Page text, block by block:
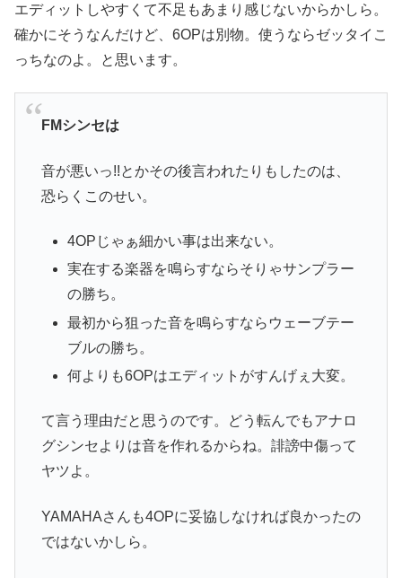
エディットしやすくて不足もあまり感じないからかしら。
確かにそうなんだけど、6OPは別物。使うならゼッタイこ
っちなのよ。と思います。
FMシンセは
音が悪いっ!!とかその後言われたりもしたのは、
恐らくこのせい。
4OPじゃぁ細かい事は出来ない。
実在する楽器を鳴らすならそりゃサンプラー
の勝ち。
最初から狙った音を鳴らすならウェーブテー
ブルの勝ち。
何よりも6OPはエディットがすんげぇ大変。
て言う理由だと思うのです。どう転んでもアナロ
グシンセよりは音を作れるからね。誹謗中傷って
ヤツよ。
YAMAHAさんも4OPに妥協しなければ良かったの
ではないかしら。